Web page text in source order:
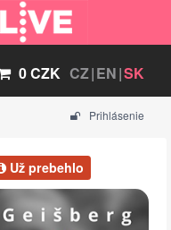
CZ EN SK
0 CZK
Prihlásenie
Už prebehlo